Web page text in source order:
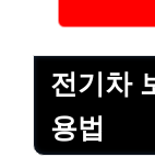
전기차
용법